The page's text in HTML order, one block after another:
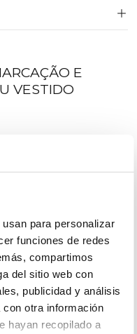
para personalizar
funciones de redes
compartimos
del sitio web con
publicidad y análisis
otra información
hayan recopilado a
E
VESTIDO